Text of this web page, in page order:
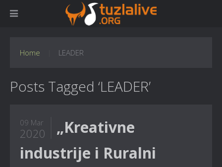
Home LEADER
Posts Tagged ‘LEADER’
09 Mar
2020
„Kreativne
industrije i Ruralni